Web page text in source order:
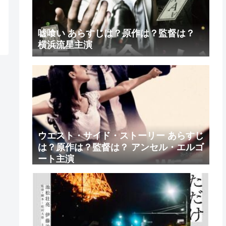
嘘喰い あらすじは？原作は？監督は？
横浜流星主演
ウエスト・サイド・ストーリー あらすじ
は？原作は？監督は？ アンセル・エルゴ
ート主演